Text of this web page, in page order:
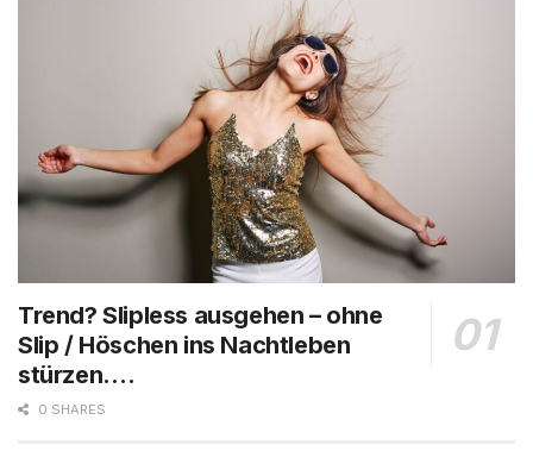
Trend? Slipless ausgehen – ohne
Slip / Höschen ins Nachtleben
stürzen….
0 SHARES